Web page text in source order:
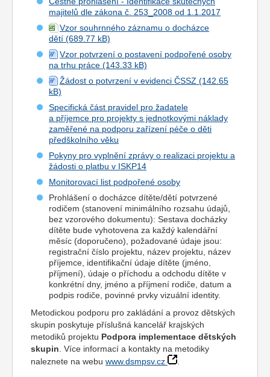
majitelů dle zákona č. 253_2008 od 1.1.2017
Vzor souhrnného záznamu o docházce
dětí
Vzor potvrzení o postavení podpořené osoby
na trhu práce
Žádost o potvrzení v evidenci ČSSZ
Specifická část pravidel pro žadatele
a příjemce pro projekty s jednotkovými náklady
zaměřené na podporu zařízení péče o děti
předškolního věku
Pokyny pro vyplnění zprávy o realizaci projektu a
žádosti o platbu v ISKP14
Monitorovací list podpořené osoby
Prohlášení o docházce dítěte/dětí potvrzené
rodičem (stanovení minimálního rozsahu údajů,
bez vzorového dokumentu): Sestava docházky
dítěte bude vyhotovena za každý kalendářní
měsíc (doporučeno), požadované údaje jsou:
registrační číslo projektu, název projektu, název
příjemce, identifikační údaje dítěte (jméno,
příjmení), údaje o příchodu a odchodu dítěte v
konkrétní dny, jméno a příjmení rodiče, datum a
podpis rodiče, povinné prvky vizuální identity.
Metodickou podporu pro zakládání a provoz dětských
skupin poskytuje příslušná kancelář krajských
metodiků projektu Podpora implementace dětských
skupin. Více informací a kontakty na metodiky
naleznete na webu www.dsmpsv.cz .